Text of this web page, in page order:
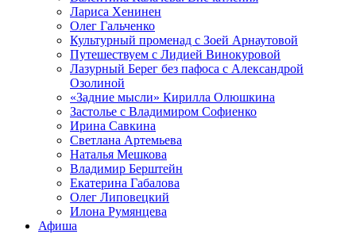
Лариса Хенинен
Олег Гальченко
Культурный променад с Зоей Арнаутовой
Путешествуем с Лидией Винокуровой
Лазурный Берег без пафоса с Александрой
Озолиной
«Задние мысли» Кирилла Олюшкина
Застолье с Владимиром Софиенко
Ирина Савкина
Светлана Артемьева
Наталья Мешкова
Владимир Берштейн
Екатерина Габалова
Олег Липовецкий
Илона Румянцева
Афиша